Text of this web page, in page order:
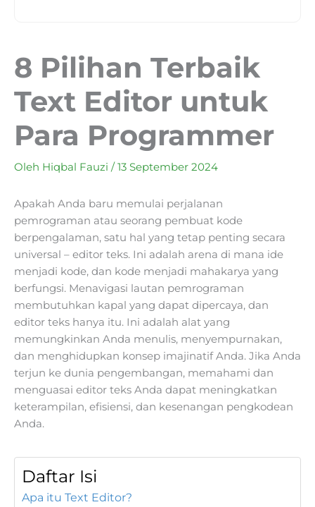
8 Pilihan Terbaik
Text Editor untuk
Para Programmer
Oleh Hiqbal Fauzi /13 September 2024
Apakah Anda baru memulai perjalanan
pemrograman atau seorang pembuat kode
berpengalaman, satu hal yang tetap penting secara
universal – editor teks. Ini adalah arena di mana ide
menjadi kode, dan kode menjadi mahakarya yang
berfungsi. Menavigasi lautan pemrograman
membutuhkan kapal yang dapat dipercaya, dan
editor teks hanya itu. Ini adalah alat yang
memungkinkan Anda menulis, menyempurnakan,
dan menghidupkan konsep imajinatif Anda. Jika Anda
terjun ke dunia pengembangan, memahami dan
menguasai editor teks Anda dapat meningkatkan
keterampilan, efisiensi, dan kesenangan pengkodean
Anda.
Daftar Isi
Apa itu Text Editor?